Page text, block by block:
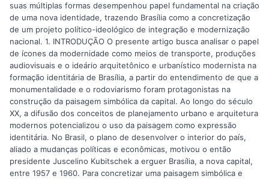
suas múltiplas formas desempenhou papel fundamental na criação
de uma nova identidade, trazendo Brasília como a concretização
de um projeto político-ideológico de integração e modernização
nacional. 1. INTRODUÇÃO O presente artigo busca analisar o papel
de ícones da modernidade como meios de transporte, produções
audiovisuais e o ideário arquitetônico e urbanístico modernista na
formação identitária de Brasília, a partir do entendimento de que a
monumentalidade e o rodoviarismo foram protagonistas na
construção da paisagem simbólica da capital. Ao longo do século
XX, a difusão dos conceitos de planejamento urbano e arquitetura
modernos potencializou o uso da paisagem como expressão
identitária. No Brasil, o plano de desenvolver o interior do país,
aliado a mudanças políticas e econômicas, motivou o então
presidente Juscelino Kubitschek a erguer Brasília, a nova capital,
entre 1957 e 1960. Para concretizar uma paisagem simbólica e